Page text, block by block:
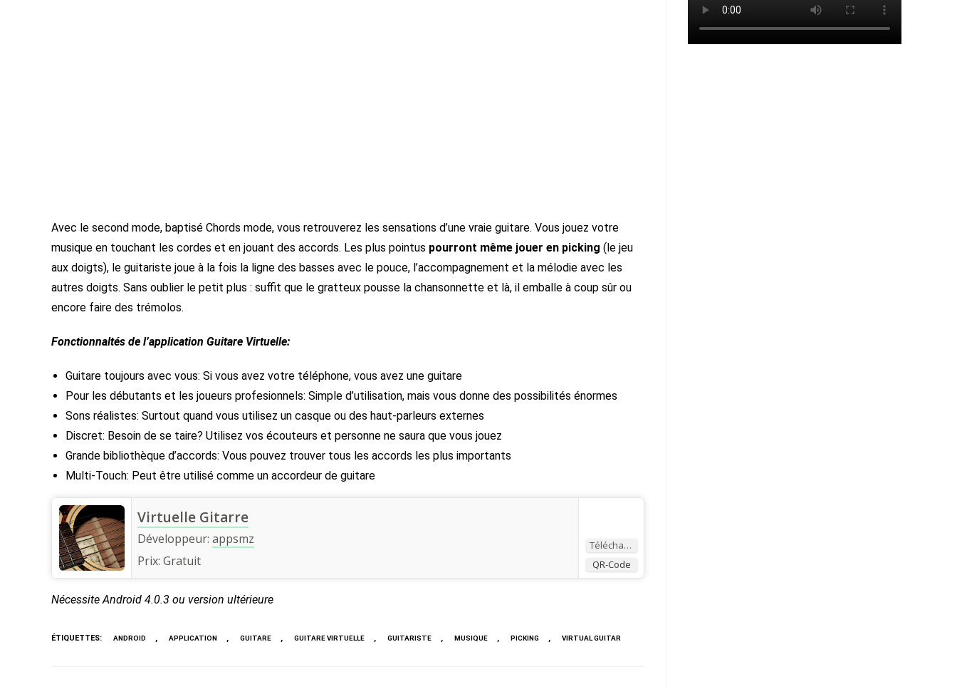
Avec le second mode, baptisé Chords mode, vous retrouverez les sensations d’une vraie guitare. Vous jouez votre
musique en touchant les cordes et en jouant des accords. Les plus pointus pourront même jouer en picking (le jeu
aux doigts), le guitariste joue à la fois la ligne des basses avec le pouce, l’accompagnement et la mélodie avec les
autres doigts. Sans oublier le petit plus : suffit que le gratteux pousse la chansonnette et là, il emballe à coup sûr ou
encore faire des trémolos.
Fonctionnaltés de l’application Guitare Virtuelle:
Guitare toujours avec vous: Si vous avez votre téléphone, vous avez une guitare
Pour les débutants et les joueurs profesionnels: Simple d’utilisation, mais vous donne des possibilités énormes
Sons réalistes: Surtout quand vous utilisez un casque ou des haut-parleurs externes
Discret: Besoin de se taire? Utilisez vos écouteurs et personne ne saura que vous jouez
Grande bibliothèque d’accords: Vous pouvez trouver tous les accords les plus importants
Multi-Touch: Peut être utilisé comme un accordeur de guitare
Télécharger
QR-Code
Virtuelle Gitarre
Développeur: appsmz
Prix: Gratuit
Nécessite Android 4.0.3 ou version ultérieure
ÉTIQUETTES: ANDROID , APPLICATION , GUITARE , GUITARE VIRTUELLE , GUITARISTE , MUSIQUE , PICKING , VIRTUAL GUITAR